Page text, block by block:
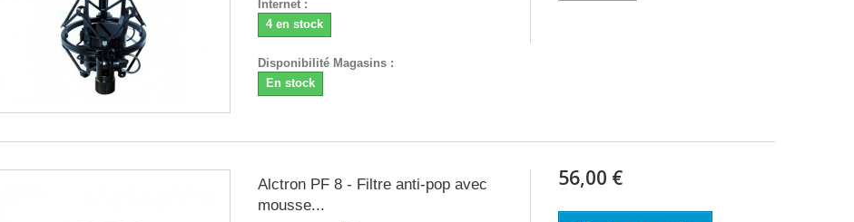
Internet :
4 en stock
Disponibilité Magasins :
En stock
Alctron PF 8 - Filtre anti-pop avec
mousse...
56,00 €